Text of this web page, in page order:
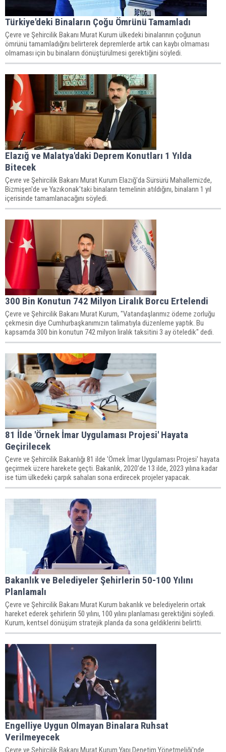
Türkiye'deki Binaların Çoğu Ömrünü Tamamladı
Çevre ve Şehircilik Bakanı Murat Kurum ülkedeki binalarının çoğunun
ömrünü tamamladığını belirterek depremlerde artık can kaybı olmaması
olmaması için bu binaların dönüştürülmesi gerektiğini söyledi.
Elazığ ve Malatya'daki Deprem Konutları 1 Yılda
Bitecek
Çevre ve Şehircilik Bakanı Murat Kurum Elazığ'da Sürsürü Mahallemizde,
Bizmişen'de ve Yazıkonak'taki binaların temelinin atıldığını, binaların 1 yıl
içerisinde tamamlanacağını söyledi.
300 Bin Konutun 742 Milyon Liralık Borcu Ertelendi
Çevre ve Şehircilik Bakanı Murat Kurum, "Vatandaşlarımız ödeme zorluğu
çekmesin diye Cumhurbaşkanımızın talimatıyla düzenleme yaptık. Bu
kapsamda 300 bin konutun 742 milyon liralık taksitini 3 ay öteledik" dedi.
81 İlde 'Örnek İmar Uygulaması Projesi' Hayata
Geçirilecek
Çevre ve Şehircilik Bakanlığı 81 ilde 'Örnek İmar Uygulaması Projesi' hayata
geçirmek üzere harekete geçti. Bakanlık, 2020’de 13 ilde, 2023 yılına kadar
ise tüm ülkedeki çarpık sahaları sona erdirecek projeler yapacak.
Bakanlık ve Belediyeler Şehirlerin 50-100 Yılını
Planlamalı
Çevre ve Şehircilik Bakanı Murat Kurum bakanlık ve belediyelerin ortak
hareket ederek şehirlerin 50 yılını, 100 yılını planlaması gerektiğini söyledi.
Kurum, kentsel dönüşüm stratejik planda da sona geldiklerini belirtti.
Engelliye Uygun Olmayan Binalara Ruhsat
Verilmeyecek
Çevre ve Şehircilik Bakanı Murat Kurum Yapı Denetim Yönetmeliği'nde